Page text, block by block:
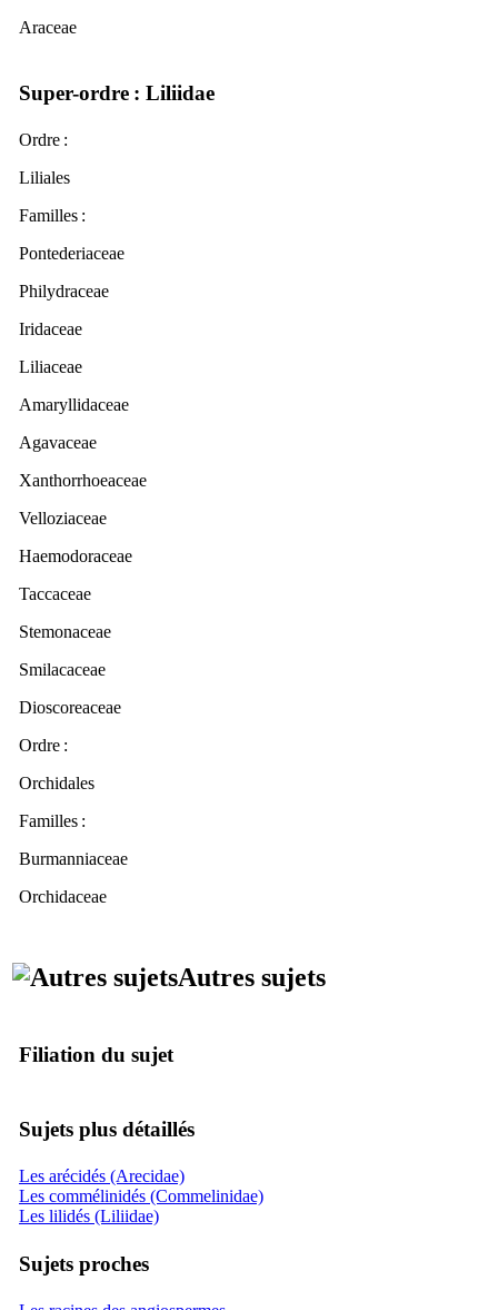
Araceae
Super-ordre : Liliidae
Ordre :
Liliales
Familles :
Pontederiaceae
Philydraceae
Iridaceae
Liliaceae
Amaryllidaceae
Agavaceae
Xanthorrhoeaceae
Velloziaceae
Haemodoraceae
Taccaceae
Stemonaceae
Smilacaceae
Dioscoreaceae
Ordre :
Orchidales
Familles :
Burmanniaceae
Orchidaceae
Autres sujets
Filiation du sujet
Sujets plus détaillés
Les arécidés (Arecidae)
Les commélinidés (Commelinidae)
Les lilidés (Liliidae)
Sujets proches